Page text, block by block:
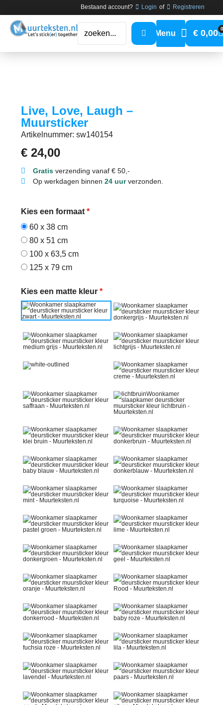
Bestaand account? Login of Registreren
€ 0,00
Live, Love, Laugh –
Muursticker
Artikelnummer: sw140154
€ 24,00
Gratisverzending vanaf € 50,-
Op werkdagen binnen 24 uurverzonden.
Kies een formaat *
60 x 38 cm
80 x 51 cm
100 x 63,5 cm
125 x 79 cm
Kies een matte kleur *